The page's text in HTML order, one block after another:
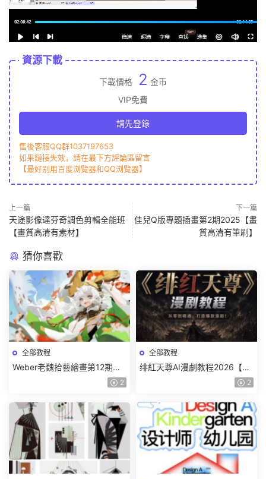
資源下載
下載價格 2 金币
VIP免費
請先登錄
售後客服QQ群1037197653
如果鏈接失效，請在最下方評論區留言
【最好别用百度浏覽器和QQ浏覽器】
上一篇
天途影像達芬奇調色剪輯全能班
【畫質高清有素材】
下一篇
佳兒Q版專題插畫第2期2025【畫
質高清有筆刷】
猜你喜歡
全部教程
Weber老魏拾藝繪畫第12期角
色特訓班【畫質不錯隻有視
2
全部教程
绯紅天尊AI漫劇教程2026【畫
2